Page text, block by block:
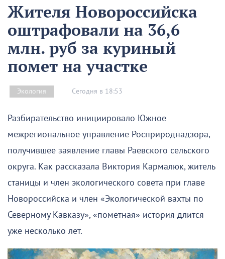
Жителя Новороссийска
оштрафовали на 36,6
млн. руб за куриный
помет на участке
Экология Сегодня в 18:53
Разбирательство инициировало Южное
межрегиональное управление Росприроднадзора,
получившее заявление главы Раевского сельского
округа. Как рассказала Виктория Кармалюк, житель
станицы и член экологического совета при главе
Новороссийска и член «Экологической вахты по
Северному Кавказу», «пометная» история длится
уже несколько лет.